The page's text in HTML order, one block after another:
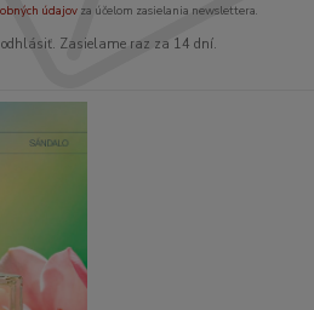
údajov za účelom zasielania newslettera.
odhlásiť. Zasielame raz za 14 dní.